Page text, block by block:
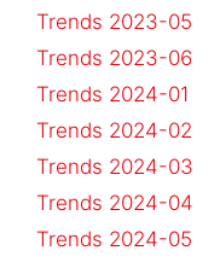
Trends 2023-05
Trends 2023-06
Trends 2024-01
Trends 2024-02
Trends 2024-03
Trends 2024-04
Trends 2024-05